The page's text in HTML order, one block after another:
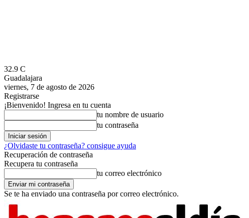
32.9 C
Guadalajara
viernes, 7 de agosto de 2026
Registrarse
¡Bienvenido! Ingresa en tu cuenta
tu nombre de usuario
tu contraseña
¿Olvidaste tu contraseña? consigue ayuda
Recuperación de contraseña
Recupera tu contraseña
tu correo electrónico
Se te ha enviado una contraseña por correo electrónico.